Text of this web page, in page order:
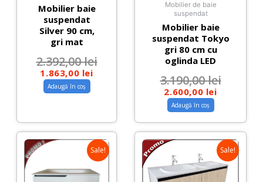
Mobilier baie
suspendat
Silver 90 cm,
gri mat
2.392,00lei
1.863,00 lei
Adaugă în coș
Mobilier de baie
suspendat
Mobilier baie
suspendat Tokyo
gri 80 cm cu
oglinda LED
3.190,00lei
2.600,00 lei
Adaugă în coș
Sale! Sale!